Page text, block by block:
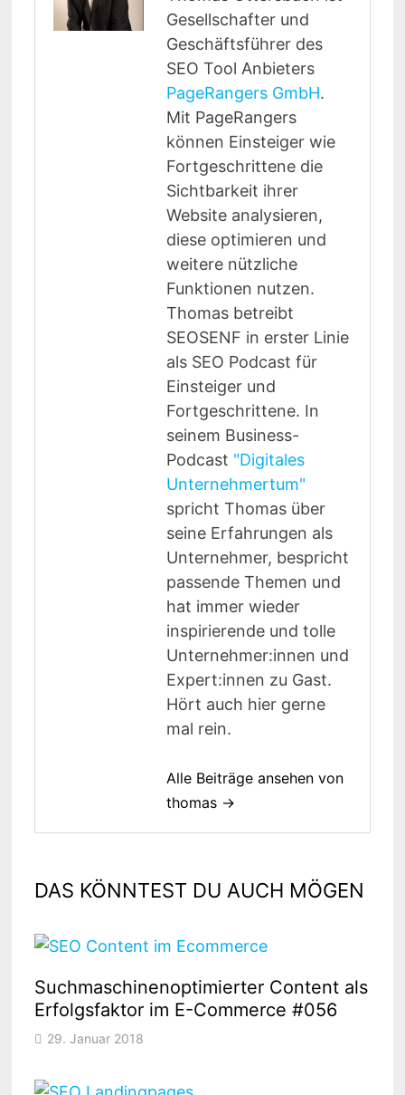
Gesellschafter und
Geschäftsführer des
SEO Tool Anbieters
PageRangers GmbH.
Mit PageRangers
können Einsteiger wie
Fortgeschrittene die
Sichtbarkeit ihrer
Website analysieren,
diese optimieren und
weitere nützliche
Funktionen nutzen.
Thomas betreibt
SEOSENF in erster Linie
als SEO Podcast für
Einsteiger und
Fortgeschrittene. In
seinem Business-
Podcast "Digitales
Unternehmertum"
spricht Thomas über
seine Erfahrungen als
Unternehmer, bespricht
passende Themen und
hat immer wieder
inspirierende und tolle
Unternehmer:innen und
Expert:innen zu Gast.
Hört auch hier gerne
mal rein.
Alle Beiträge ansehen von
thomas →
DAS KÖNNTEST DU AUCH MÖGEN
Suchmaschinenoptimierter Content als
Erfolgsfaktor im E-Commerce #056
29. Januar 2018